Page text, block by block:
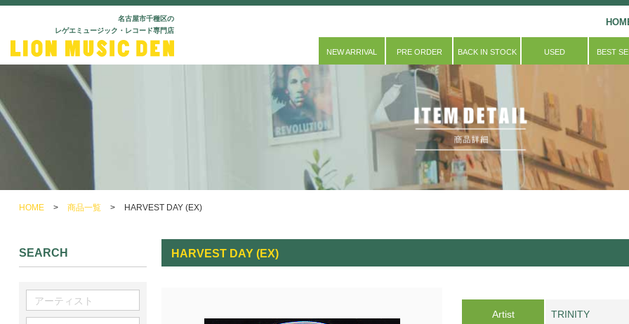
名古屋市千種区の
レゲエミュージック・レコード専門店
NEW ARRIVAL PRE ORDER BACK IN STOCK USED BEST
HOME > 商品一覧 > HARVEST DAY (EX)
HARVEST DAY (EX)
Artist TRINITY
SEARCH